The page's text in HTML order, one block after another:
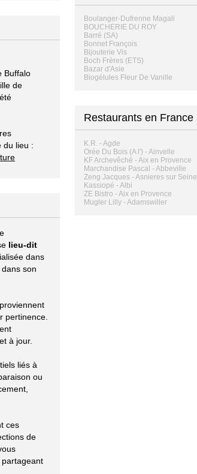
Buffalo
de
du lieu :
lieu-dit
dans
son
pertinence.
à jour.
liés à
ou
ces
de
Boulanger-Dufrenne Magali
BOUCHERIE DU ROY
Barré (SA)
Bonnet François
Bijouterie Vis
Boch Frères (ETS)
Bazar d'Asie
Biogélules Fleur De Vanille
Restaurants en France
K.R. - Agde
Orée Du Bois (A l') - Ainvelle
KF Archevêché - Aix en Provence
Marchandise Pascal - Abbeville
Zeng Jacques - Asnieres sur Seine
Kassiopé - Albi
ZE Bistro - Aix en Provence
Mugler Lilly - Adamswiller